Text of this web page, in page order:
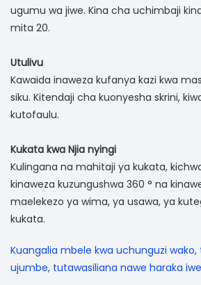
ugumu wa jiwe. Kina cha uchimbaji
mita 20.
Utulivu
Kawaida inaweza kufanya kazi kwa
siku. Kitendaji cha kuonyesha skrini,
kutofaulu.
Kukata kwa Njia nyingi
Kulingana na mahitaji ya kukata,
kinaweza kuzungushwa 360 ° na
maelekezo ya wima, ya usawa, ya
kukata.
Kuangalia mbele kwa uchunguzi
ujumbe, tutawasiliana nawe haraka